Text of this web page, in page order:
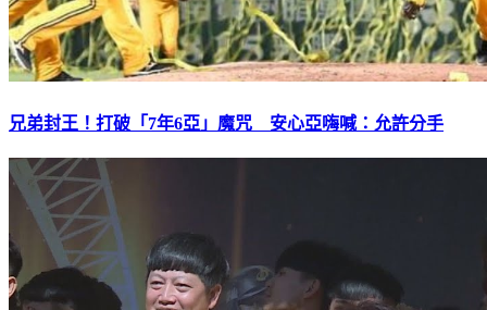
兄弟封王！打破「7年6亞」魔咒 安心亞嗨喊：允許分手